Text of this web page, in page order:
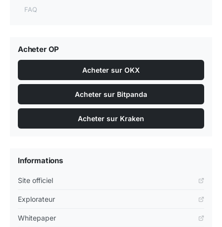
FAQ
Acheter OP
Acheter sur OKX
Acheter sur Bitpanda
Acheter sur Kraken
Informations
Site officiel
Explorateur
Whitepaper